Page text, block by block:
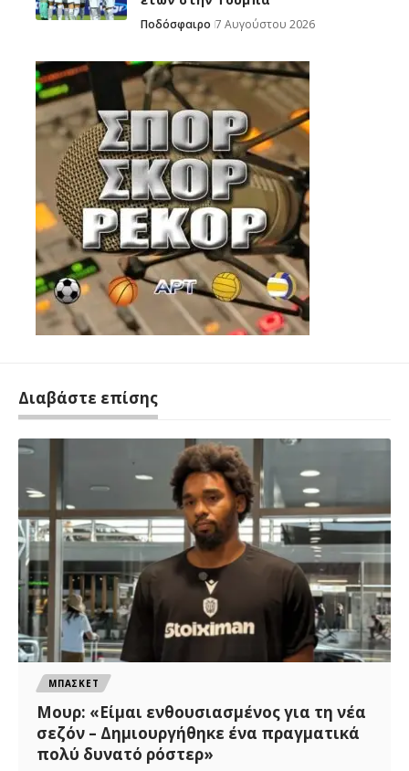
Ποδόσφαιρο 7 Αυγούστου 2026
Διαβάστε επίσης
ΜΠΑΣΚΕΤ
Μουρ: «Είμαι ενθουσιασμένος για τη νέα
σεζόν – Δημιουργήθηκε ένα πραγματικά
πολύ δυνατό ρόστερ»